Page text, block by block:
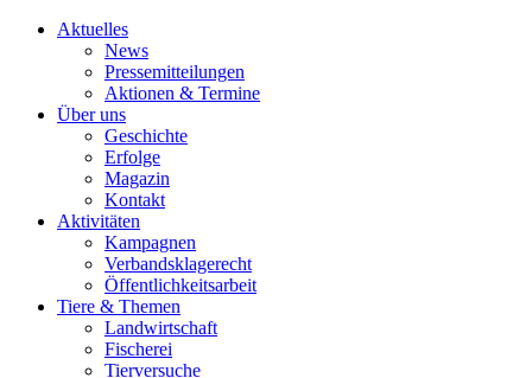
Aktuelles
News
Pressemitteilungen
Aktionen & Termine
Über uns
Geschichte
Erfolge
Magazin
Kontakt
Aktivitäten
Kampagnen
Verbandsklagerecht
Öffentlichkeitsarbeit
Tiere & Themen
Landwirtschaft
Fischerei
Tierversuche